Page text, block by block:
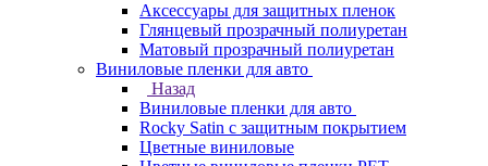
Аксессуары для защитных пленок
Глянцевый прозрачный полиуретан
Матовый прозрачный полиуретан
Виниловые пленки для авто
Назад
Виниловые пленки для авто
Rocky Satin с защитным покрытием
Цветные виниловые